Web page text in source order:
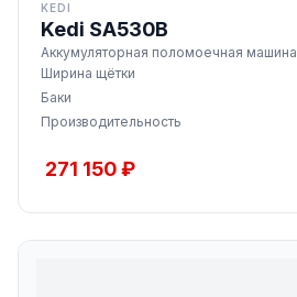
KEDI
Kedi SA530B
Аккумуляторная поломоечная машина
Ширина щётки
Баки
Производительность
271 150 ₽